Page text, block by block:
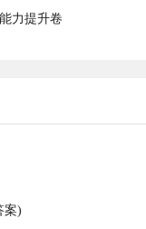
力提升卷
案)